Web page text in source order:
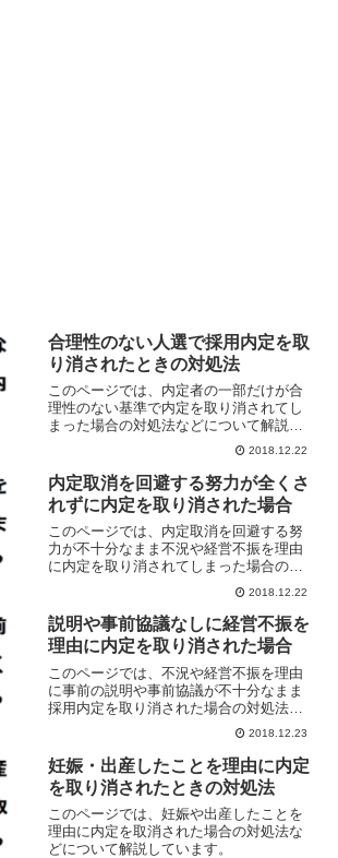
合理性のない人選で採用内定を取
り消されたときの対処法
このページでは、内定者の一部だけが合
理性のない基準で内定を取り消されてし
まった場合の対処法などについて解説し
2018.12.22
内定取消を回避する努力が全くさ
れずに内定を取り消された場合
このページでは、内定取消を回避する努
力が不十分なまま不況や経営不振を理由
に内定を取り消されてしまった場合の対
処法などについて解説しています。2018.12.22
説明や事前協議なしに経営不振を
理由に内定を取り消された場合
このページでは、不況や経営不振を理由
に事前の説明や事前協議が不十分なまま
採用内定を取り消された場合の対処法な
2018.12.23
妊娠・出産したことを理由に内定
を取り消されたときの対処法
このページでは、妊娠や出産したことを
理由に内定を取消された場合の対処法な
どについて解説しています。